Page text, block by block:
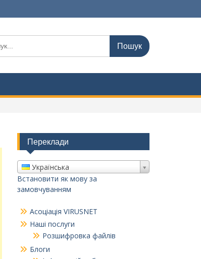
Переклади
Українська
Встановити як мову за
замовчуванням
Асоціація VIRUSNET
Наші послуги
Розшифровка файлів
Блоги